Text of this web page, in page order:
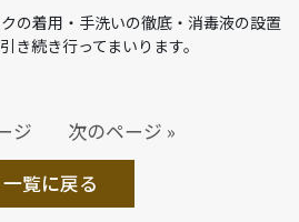
の着用・手洗いの徹底・消毒液の設置
き続き行ってまいります。
ジ
一覧に戻る
次のページ »